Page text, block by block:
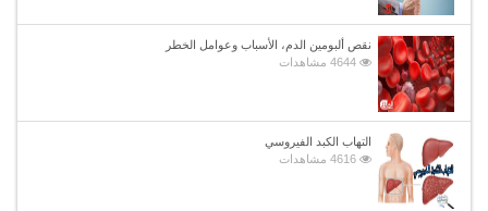
نقص ألبومين الدم، الأسباب وعوامل الخطر
4644 مشاهدات
التهاب الكبد الفيروسي
4616 مشاهدات